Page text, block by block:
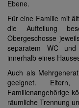
Ebene.
Für eine Familie mit
die Aufteilung
Obergeschosse
separatem WC
innerhalb eines
Auch als
geeignet.
Familienangehörige
räumliche Trennung